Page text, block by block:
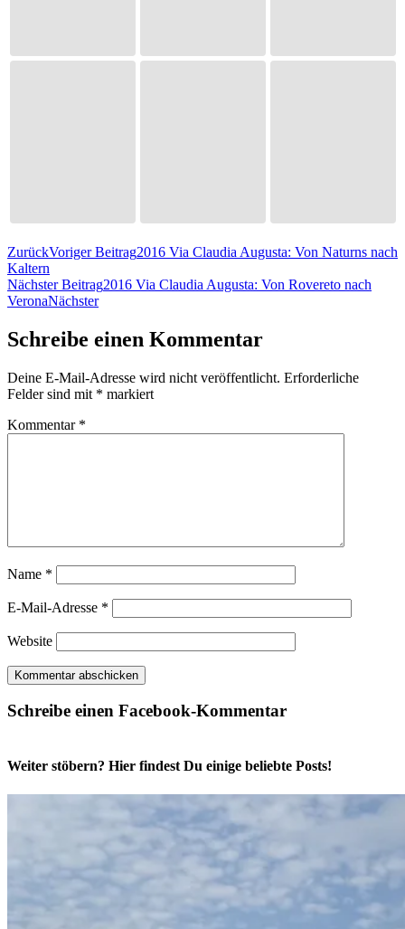
ZurückVoriger Beitrag2016 Via Claudia Augusta: Von Naturns nach
Kaltern
Nächster Beitrag2016 Via Claudia Augusta: Von Rovereto nach
VeronaNächster
Schreibe einen Kommentar
Deine E-Mail-Adresse wird nicht veröffentlicht. Erforderliche
Felder sind mit * markiert
Kommentar *
Name *
E-Mail-Adresse *
Website
Schreibe einen Facebook-Kommentar
Weiter stöbern? Hier findest Du einige beliebte Posts!